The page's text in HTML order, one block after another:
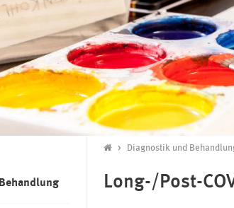
Diagnostik und
Long-/Post-